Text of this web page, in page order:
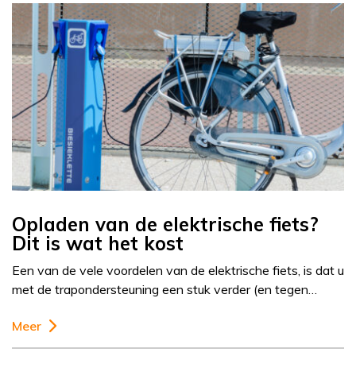
Opladen van de elektrische fiets?
Dit is wat het kost
Een van de vele voordelen van de elektrische fiets, is dat u
met de trapondersteuning een stuk verder (en tegen…
Meer